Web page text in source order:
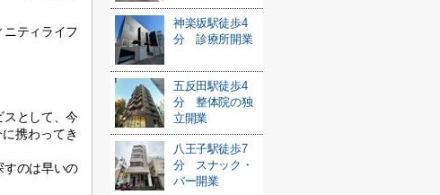
ニティライフ
スとして、今
携わってき
すのは早いの
神楽坂駅徒歩4
分 診療所開業
五反田駅徒歩4
分 整体院の独
立開業
八王子駅徒歩7
分 スナック・
バー開業